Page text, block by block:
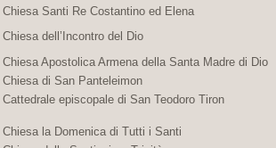
Chiesa Santi Re Costantino ed Elena
Chiesa dell’Incontro del Dio
Chiesa Apostolica Armena della Santa Madre di Dio
Chiesa di San Panteleimon
Cattedrale episcopale di San Teodoro Tiron
Chiesa la Domenica di Tutti i Santi